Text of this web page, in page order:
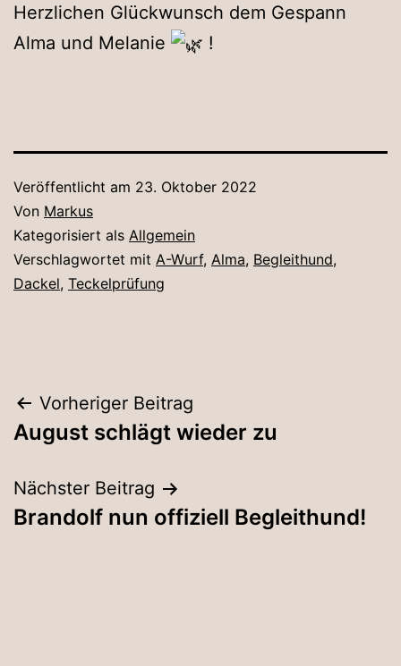
Herzlichen Glückwunsch dem Gespann
Alma und Melanie
!
Veröffentlicht am 23. Oktober 2022
Von Markus
Kategorisiert als Allgemein
Verschlagwortet mit A-Wurf, Alma, Begleithund,
Dackel, Teckelprüfung
Beitragsnavigation
Vorheriger Beitrag
August schlägt wieder zu
Nächster Beitrag
Brandolf nun offiziell Begleithund!